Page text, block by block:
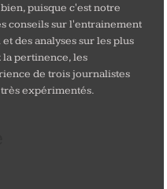
puisque c'est notre
conseils sur l'entrainement
des analyses sur les plus
pertinence, les
de trois journalistes
expérimentés.